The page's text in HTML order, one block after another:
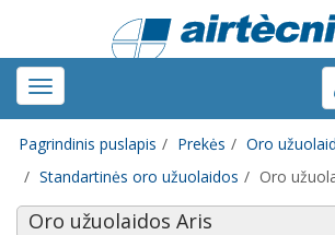
Toggle
navigation
Pagrindinis puslapis Prekės
Oro
Standartinės oro užuolaidos
Oro
Oro užuolaidos Aris